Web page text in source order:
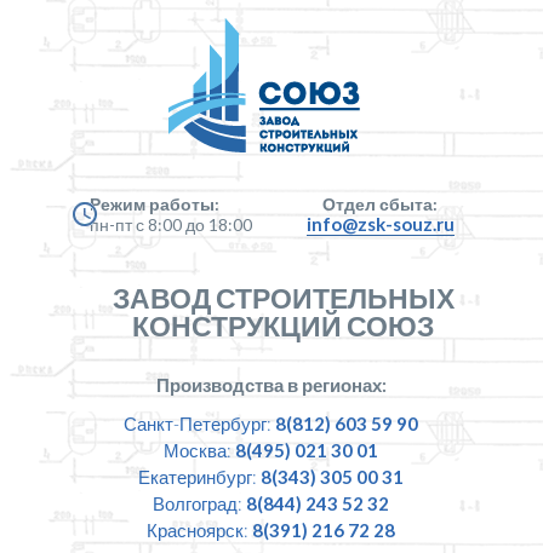
Режим работы:
пн-пт с 8:00 до 18:00
Отдел сбыта:
info@zsk-souz.ru
ЗАВОД СТРОИТЕЛЬНЫХ
КОНСТРУКЦИЙ СОЮЗ
Производства в регионах:
Санкт-Петербург: 8(812) 603 59 90
Москва: 8(495) 021 30 01
Екатеринбург: 8(343) 305 00 31
Волгоград: 8(844) 243 52 32
Красноярск: 8(391) 216 72 28